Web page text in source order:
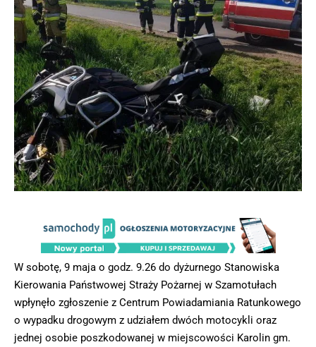
W sobotę, 9 maja o godz. 9.26 do dyżurnego Stanowiska
Kierowania Państwowej Straży Pożarnej w Szamotułach
wpłynęło zgłoszenie z Centrum Powiadamiania Ratunkowego
o wypadku drogowym z udziałem dwóch motocykli oraz
jednej osobie poszkodowanej w miejscowości Karolin gm.